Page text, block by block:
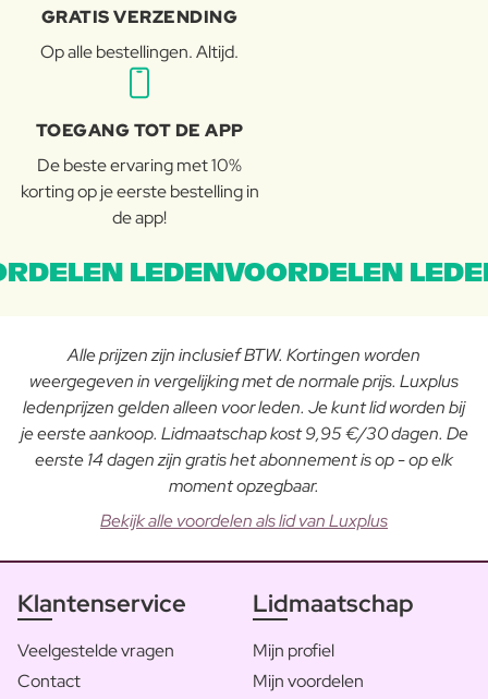
GRATIS VERZENDING
Op alle bestellingen. Altijd.
TOEGANG TOT DE APP
De beste ervaring met 10%
korting op je eerste bestelling in
de app!
LEDENVOORDELEN
Alle prijzen zijn inclusief BTW. Kortingen worden
weergegeven in vergelijking met de normale prijs. Luxplus
ledenprijzen gelden alleen voor leden. Je kunt lid worden bij
je eerste aankoop. Lidmaatschap kost 9,95 €/30 dagen. De
eerste 14 dagen zijn gratis het abonnement is op - op elk
moment opzegbaar.
Bekijk alle voordelen als lid van Luxplus
Klantenservice
Veelgestelde vragen
Contact
Lidmaatschap
Mijn profiel
Mijn voordelen